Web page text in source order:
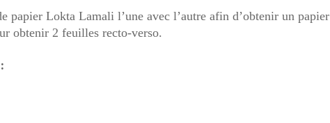
papier Lokta Lamali l’une avec l’autre afin d’obtenir un papier
obtenir 2 feuilles recto-verso.